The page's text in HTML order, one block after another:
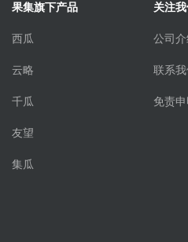
果集旗下产品
西瓜
云略
千瓜
友望
集瓜
关注
公司
联系
免责